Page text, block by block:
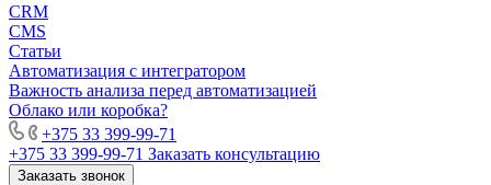
CRM
CMS
Статьи
Автоматизация с интегратором
Важность анализа перед автоматизацией
Облако или коробка?
+375 33 399-99-71
+375 33 399-99-71 Заказать консультацию
Заказать звонок